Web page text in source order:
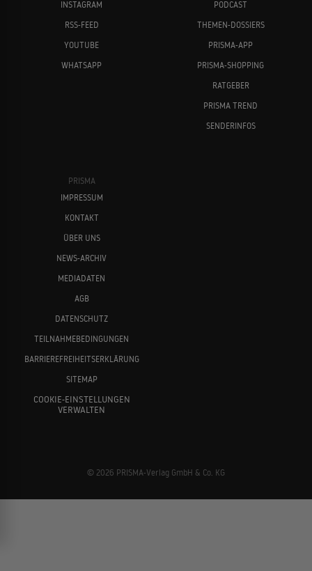
INSTAGRAM
RSS-FEED
YOUTUBE
WHATSAPP
PODCAST
THEMEN-DOSSIERS
PRISMA-APP
PRISMA-SHOPPING
RATGEBER
PRISMA TREND
SENDERINFOS
PRISMA
IMPRESSUM
KONTAKT
ÜBER UNS
NEWS-ARCHIV
MEDIADATEN
AGB
DATENSCHUTZ
TEILNAHMEBEDINGUNGEN
BARRIEREFREIHEITSERKLÄRUNG
SITEMAP
COOKIE-EINSTELLUNGEN
VERWALTEN
© 2026 PRISMA-Verlag GmbH & Co. KG